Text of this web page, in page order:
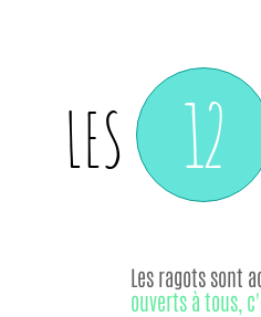
LES 12
Les ragots sont
ouverts à tous,